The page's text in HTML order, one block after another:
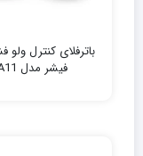
باترفلای کنترل ولو
فیشر مدل A11